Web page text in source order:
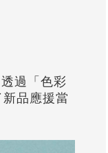
過「色彩
品應援當